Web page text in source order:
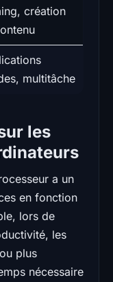
création
multitâche
les
a un
en fonction
lors de
les
ou plus
nécessaire